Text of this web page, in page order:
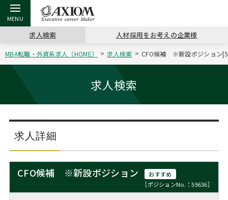
戻る
アクシアムの特長
戻る
コンサ
サービス案内
戻る
キャリ
コンサルタントの紹介
戻る
キャリア支援 TOP
キャリアデザイン講座
（最新求人市場動向）
戻る
MBAの
おわり
ステージ別アドバイス
MBAの転職事例
MBAからのFAQ
戻る
日本か
戻る
転職ツール TOP
英文レジュメの書き方
戻る
パワー
職務経歴書の書き方
戻る
転職コラム TOP
“展”職相談室
転職市場の明日をよめ
戻る
イベント・セミナー TOP
ジョブフェア
キャリアデザインセミナー
戻る
会社概要 TOP
沿革
主なクライアント
求人検索 人材採用をお考えの企業様
MBA転職・外資系求人（HOME） 求人検索 CFO候補 ※新設ポジション
求人検索
求人詳細
CFO候補 ※新設ポジション
おすすめ
［ポジションNo.：59636］